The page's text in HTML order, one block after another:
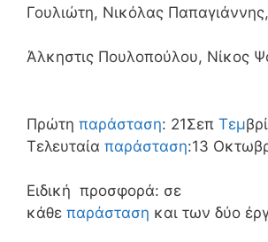
Γουλιώτη, Νικόλας Παπαγιάννης,
Άλκηστις Πουλοπούλου, Νίκος
Πρώτη παράσταση: 21Σεπ Τεμ
Τελευταία παράσταση:13
Ειδική προσφορά: σε
κάθε παράσταση και των δύο